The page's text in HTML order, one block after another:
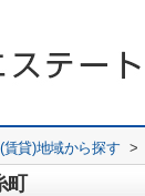
(賃貸)地域から探す >